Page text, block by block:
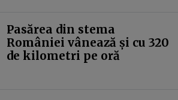
Pasărea din stema
României vânează și cu 320
de kilometri pe oră